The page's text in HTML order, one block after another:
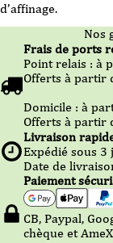
d’affinage.
Nos
Frais de ports
Point relais : à
Offerts à partir
Domicile : à
Offerts à partir
Livraison
Expédié sous 3
Date de
Paiement
CB, Paypal,
chèque et AmeX